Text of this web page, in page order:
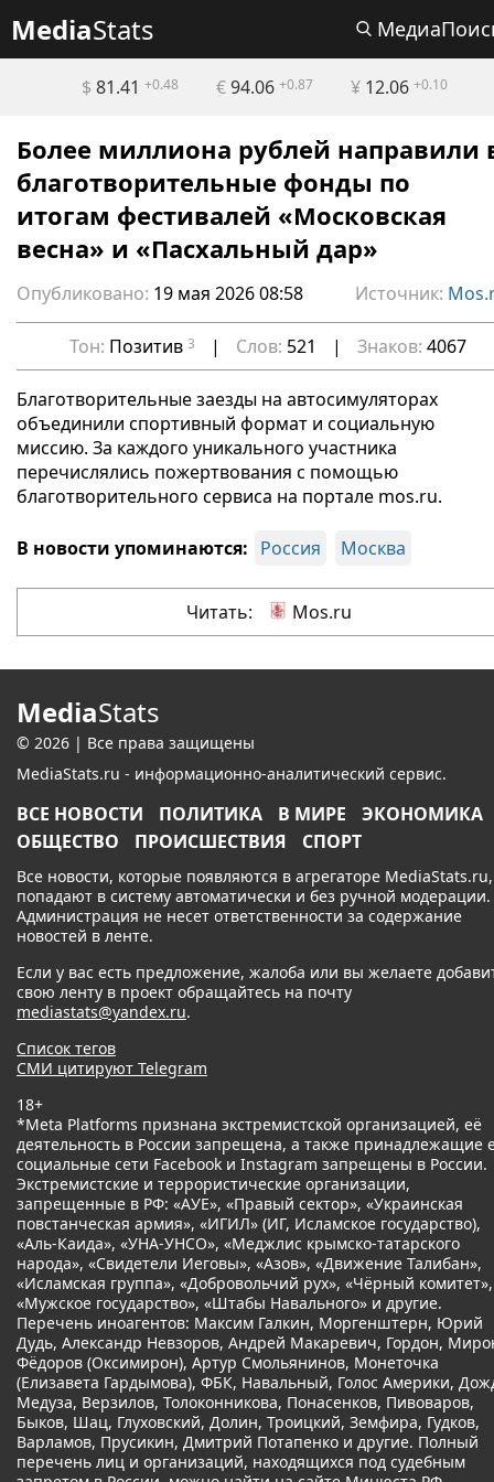
MediaStats
$ 81.41 +0.48 €94.06 +0.87 ¥ 12.06 +0.10
Более миллиона рублей направили
благотворительные фонды по
итогам фестивалей «Московская
весна» и «Пасхальный дар»
Опубликовано: 19 мая 2026 08:58 Источник:
Тон: Позитив 3 | Слов: 521 | Знаков: 4067
Благотворительные заезды на автосимуляторах
объединили спортивный формат и социальную
миссию. За каждого уникального участника
перечислялись пожертвования с помощью
благотворительного сервиса на портале mos.ru.
В новости упоминаются: Россия Москва
Читать: Mos.ru
MediaStats
© 2026 | Все права защищены
MediaStats.ru - информационно-аналитический сервис.
ВСЕ НОВОСТИ ПОЛИТИКА В МИРЕ
ЭКОНОМИКА
ОБЩЕСТВО
ПРОИСШЕСТВИЯ СПОРТ
Все новости, которые появляются в агрегаторе MediaStats.ru,
попадают в систему автоматически и без ручной модерации.
Администрация не несет ответственности за содержание
новостей в ленте.
Если у вас есть предложение, жалоба или вы желаете
свою ленту в проект обращайтесь на почту
mediastats@yandex.ru.
Список тегов
СМИ цитируют Telegram
18+
*Meta Platforms признана экстремистской организацией, её
деятельность в России запрещена, а также принадлежащие
социальные сети Facebook и Instagram запрещены в России.
Экстремистские и террористические организации,
запрещенные в РФ: «АУЕ», «Правый сектор», «Украинская
повстанческая армия», «ИГИЛ» (ИГ, Исламское государство),
«Аль-Каида», «УНА-УНСО», «Меджлис крымско-татарского
народа», «Свидетели Иеговы», «Азов», «Движение Талибан»,
«Исламская группа», «Добровольчий рух», «Чёрный комитет»,
«Мужское государство», «Штабы Навального» и другие.
Перечень иноагентов: Максим Галкин, Моргенштерн, Юрий
Дудь, Александр Невзоров, Андрей Макаревич, Гордон,
Фёдоров (Оксимирон), Артур Смольянинов, Монеточка
(Елизавета Гардымова), ФБК, Навальный, Голос Америки,
Медуза, Верзилов, Толоконникова, Понасенков, Пивоваров,
Быков, Шац, Глуховский, Долин, Троицкий, Земфира, Гудков,
Варламов, Прусикин, Дмитрий Потапенко и другие. Полный
перечень лиц и организаций, находящихся под судебным